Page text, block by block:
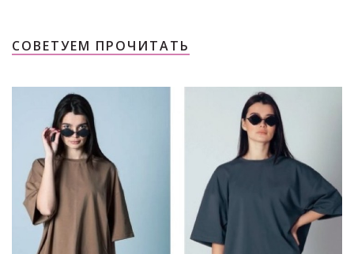
СОВЕТУЕМ ПРОЧИТАТЬ